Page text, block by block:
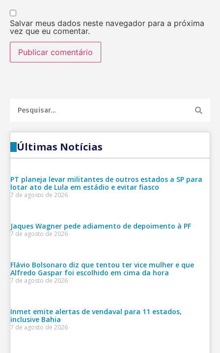
Salvar meus dados neste navegador para a próxima
vez que eu comentar.
Últimas Notícias
PT planeja levar militantes de outros estados a SP para
lotar ato de Lula em estádio e evitar fiasco
7 de agosto de 2026
Jaques Wagner pede adiamento de depoimento à PF
7 de agosto de 2026
Flávio Bolsonaro diz que tentou ter vice mulher e que
Alfredo Gaspar foi escolhido em cima da hora
7 de agosto de 2026
Inmet emite alertas de vendaval para 11 estados,
inclusive Bahia
7 de agosto de 2026